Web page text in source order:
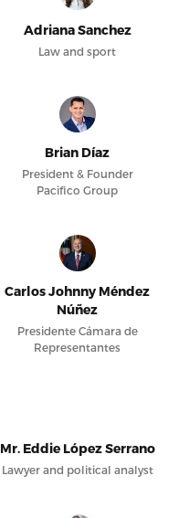
Adriana Sanchez
Law and sport
Brian Díaz
President & Founder
Pacifico Group
Carlos Johnny Méndez
Núñez
Presidente Cámara de
Representantes
Mr. Eddie López Serrano
Lawyer and political analyst